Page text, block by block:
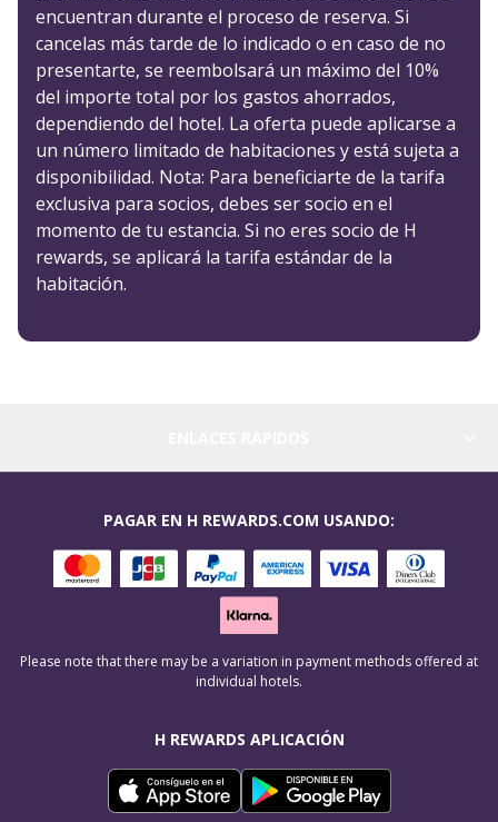
encuentran durante el proceso de reserva. Si
cancelas más tarde de lo indicado o en caso de no
presentarte, se reembolsará un máximo del 10%
del importe total por los gastos ahorrados,
dependiendo del hotel. La oferta puede aplicarse a
un número limitado de habitaciones y está sujeta a
disponibilidad. Nota: Para beneficiarte de la tarifa
exclusiva para socios, debes ser socio en el
momento de tu estancia. Si no eres socio de H
rewards, se aplicará la tarifa estándar de la
habitación.
H REWARDS APLICACIÓN
PAGAR EN H REWARDS.COM USANDO:
Please note that there may be a variation in payment methods offered at
individual hotels.